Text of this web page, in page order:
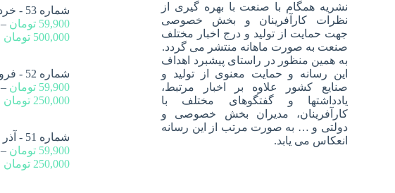
نشریه همگام با صنعت با بهره گیری از
نظرات کارآفرینان و بخش خصوصی
جهت حمایت از تولید و درج اخبار مختلف
صنعت به صورت ماهانه منتشر می گردد.
به همین منظور در راستای پیشبرد اهداف
این رسانه و حمایت معنوی از تولید و
صنایع کشور علاوه بر اخبار مرتبط،
یادداشتها و گفتگوهای مختلف با
کارآفرینان، مدیران بخش خصوصی و
دولتی و … به صورت مرتب از این رسانه
انعکاس می یابد.
شماره 53 - خرداد و تیر 1405
59,900 تومان –
500,000 تومان
شماره 52 - فروردین 1405
59,900 تومان –
250,000 تومان
شماره 51 - آذر 1404
59,900 تومان –
250,000 تومان